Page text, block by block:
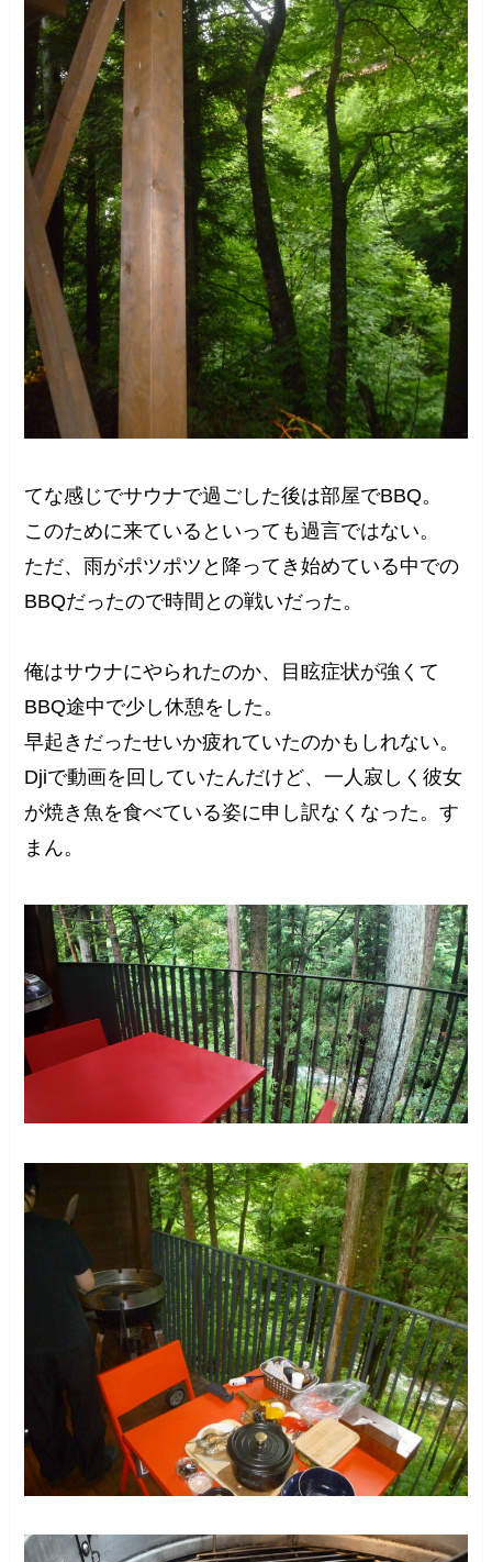
てな感じでサウナで過ごした後は部屋でBBQ。
このために来ているといっても過言ではない。
ただ、雨がポツポツと降ってき始めている中での
BBQだったので時間との戦いだった。
俺はサウナにやられたのか、目眩症状が強くて
BBQ途中で少し休憩をした。
早起きだったせいか疲れていたのかもしれない。
Djiで動画を回していたんだけど、一人寂しく彼女
が焼き魚を食べている姿に申し訳なくなった。す
まん。